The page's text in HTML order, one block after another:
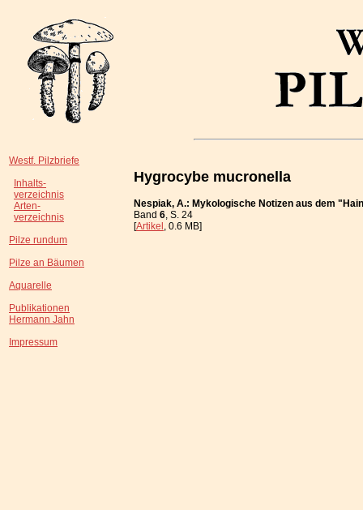
Westf. Pilzbriefe
Inhalts-
verzeichnis
Arten-
verzeichnis
Pilze rundum
Pilze an Bäumen
Aquarelle
Publikationen
Hermann Jahn
Impressum
Hygrocybe mucronella
Nespiak, A.: Mykologische Notizen aus dem
Band 6, S. 24
[Artikel, 0.6 MB]